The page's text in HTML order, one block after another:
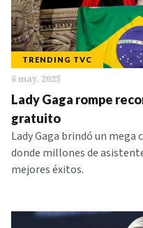
TRENDING TVC
6 may. 2025
Lady Gaga rompe
gratuito
Lady Gaga brindó un
donde millones de
mejores éxitos.